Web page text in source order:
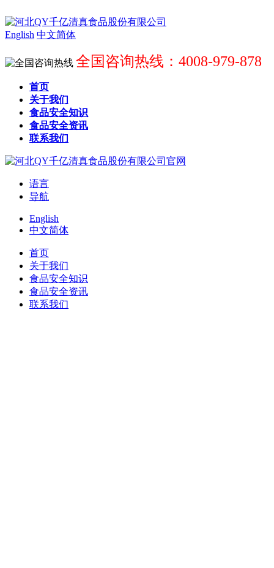
English 中文简体
全国咨询热线：4008-979-878
首页
关于我们
食品安全知识
食品安全资讯
联系我们
语言
导航
English
中文简体
首页
关于我们
食品安全知识
食品安全资讯
联系我们